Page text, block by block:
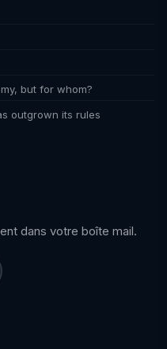
but for whom?
outgrown its rules
dans votre boîte mail.